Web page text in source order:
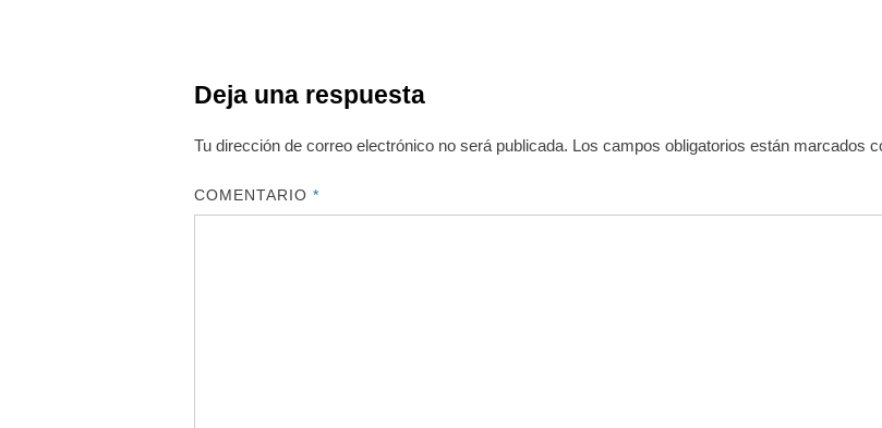
Deja una respuesta
Tu dirección de correo electrónico no será publicada. Los campos obligatorios están marcados
COMENTARIO*